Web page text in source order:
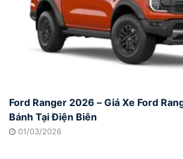
Ford Ranger 2026 – Giá Xe Ford
Bánh Tại Điện Biên
01/03/2026